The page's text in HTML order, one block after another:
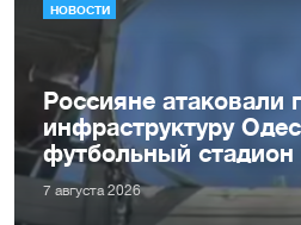
НОВОСТИ
Россияне атаковали
инфраструктуру
футбольный
7 августа 2026